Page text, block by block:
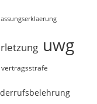
uwg
vertragsstrafe